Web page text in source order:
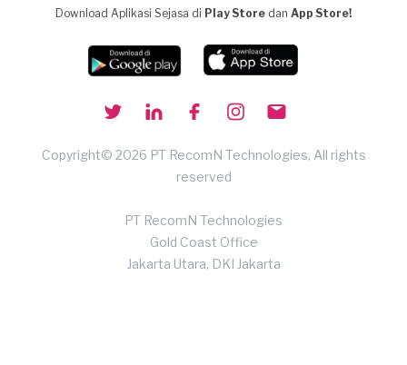
Download Aplikasi Sejasa di Play Store dan App Store!
Copyright© 2026 PT RecomN Technologies, All rights
reserved
PT RecomN Technologies
Gold Coast Office
Jakarta Utara, DKI Jakarta